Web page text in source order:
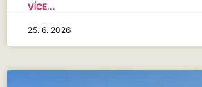
VÍCE...
25. 6. 2026